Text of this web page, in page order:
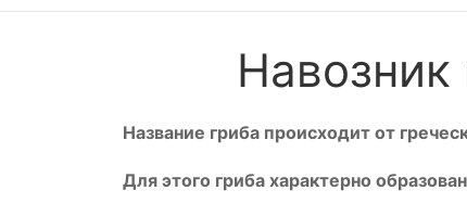
Название гриба происходит от
Для этого гриба характерно